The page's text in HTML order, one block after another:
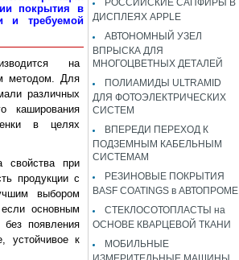
покрытия в
и требуемой
на
методом. Для
различных
каширования
в целях
свойства при
продукции с
выбором
основным
появления
устойчивое к
РОССИЙСКИЕ САПФИРЫ В
ДИСПЛЕЯХ APPLE
АВТОНОМНЫЙ УЗЕЛ
ВПРЫСКА ДЛЯ
МНОГОЦВЕТНЫХ ДЕТАЛЕЙ
ПОЛИАМИДЫ ULTRAMID
ДЛЯ ФОТОЭЛЕКТРИЧЕСКИХ
СИСТЕМ
ВПЕРЕДИ ПЕРЕХОД К
ПОДЗЕМНЫМ КАБЕЛЬНЫМ
СИСТЕМАМ
РЕЗИНОВЫЕ ПОКРЫТИЯ
BASF COATINGS в АВТОПРОМЕ
СТЕКЛОСОТОПЛАСТЫ на
ОСНОВЕ КВАРЦЕВОЙ ТКАНИ
МОБИЛЬНЫЕ
ИЗМЕРИТЕЛЬНЫЕ МАШИНЫ